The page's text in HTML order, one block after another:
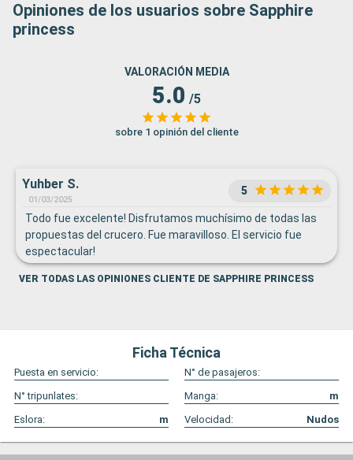
Opiniones de los usuarios sobre Sapphire
princess
VALORACIÓN MEDIA
5.0 /5
sobre 1 opinión del cliente
Yuhber S.
01/03/2025
5
Todo fue excelente! Disfrutamos muchísimo de todas las
propuestas del crucero. Fue maravilloso. El servicio fue
espectacular!
VER TODAS LAS OPINIONES CLIENTE DE SAPPHIRE PRINCESS
Ficha Técnica
Puesta en servicio:
N° de pasajeros:
N° tripunlates:
Manga:
m
Eslora:
m Velocidad: Nudos